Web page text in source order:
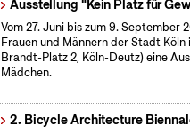
Ausstellung "Kein Platz für
Vom 27. Juni bis zum 9.
Frauen und Männern der Stadt
Brandt-Platz 2, Köln-Deutz) eine
Mädchen.
2. Bicycle Architecture